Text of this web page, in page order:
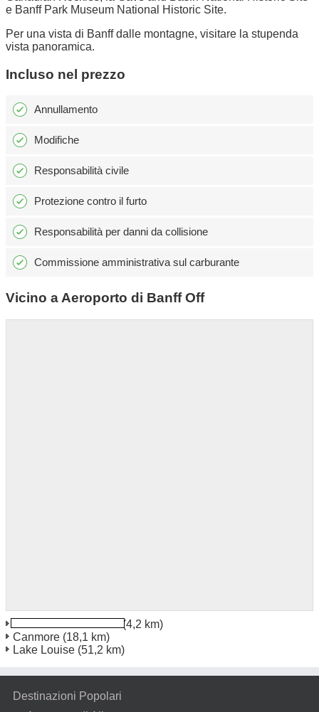
e Banff Park Museum National Historic Site.
Per una vista di Banff dalle montagne, visitare la stupenda
vista panoramica.
Incluso nel prezzo
Annullamento
Modifiche
Responsabilità civile
Protezione contro il furto
Responsabilità per danni da collisione
Commissione amministrativa sul carburante
Vicino a Aeroporto di Banff Off
(4,2 km)
Canmore (18,1 km)
Lake Louise (51,2 km)
Destinazioni Popolari